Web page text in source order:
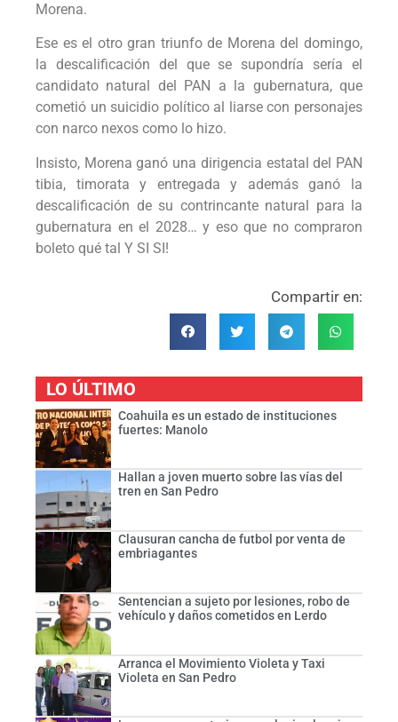
Morena.
Ese es el otro gran triunfo de Morena del domingo,
la descalificación del que se supondría sería el
candidato natural del PAN a la gubernatura, que
cometió un suicidio político al liarse con personajes
con narco nexos como lo hizo.
Insisto, Morena ganó una dirigencia estatal del PAN
tibia, timorata y entregada y además ganó la
descalificación de su contrincante natural para la
gubernatura en el 2028… y eso que no compraron
boleto qué tal Y SI SI!
Compartir en:
LO ÚLTIMO
Coahuila es un estado de instituciones
fuertes: Manolo
Hallan a joven muerto sobre las vías del
tren en San Pedro
Clausuran cancha de futbol por venta de
embriagantes
Sentencian a sujeto por lesiones, robo de
vehículo y daños cometidos en Lerdo
Arranca el Movimiento Violeta y Taxi
Violeta en San Pedro